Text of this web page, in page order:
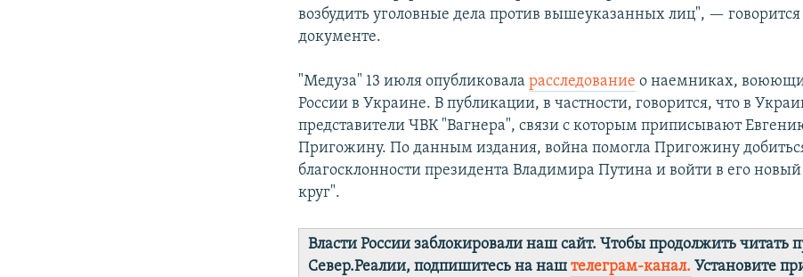
возбудить уголовные дела против вышеуказанных лиц", — говорится
документе.
"Медуза" 13 июля опубликоваларасследование о наемниках,
России в Украине. В публикации, в частности, говорится, что в
представители ЧВК "Вагнера", связи с которым приписывают
Пригожину. По данным издания, война помогла Пригожину
благосклонности президента Владимира Путина и войти в его
круг".
Власти России заблокировали наш сайт. Чтобы продолжить читать
Север.Реалии, подпишитесь на наштелеграм-канал. Установите